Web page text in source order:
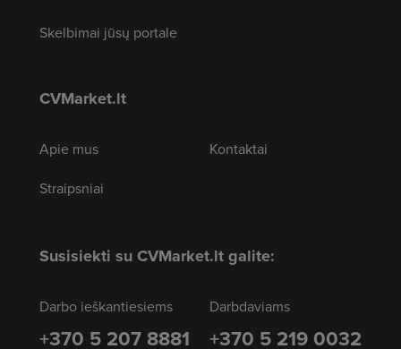
Skelbimai jūsų portale
CVMarket.lt
Apie mus
Straipsniai
Kontaktai
Susisiekti su CVMarket.lt galite:
Darbo ieškantiesiems
+370 5 207 8881
Darbdaviams
+370 5 219 0032